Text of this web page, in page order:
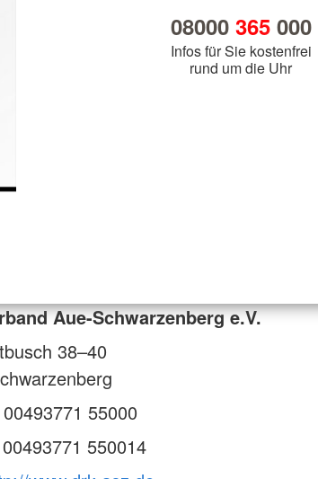
08000 365000
Infos für Sie kostenfrei
rund um die Uhr
Aue-Schwarzenberg e.V.
38–40
00493771 55000
00493771 550014